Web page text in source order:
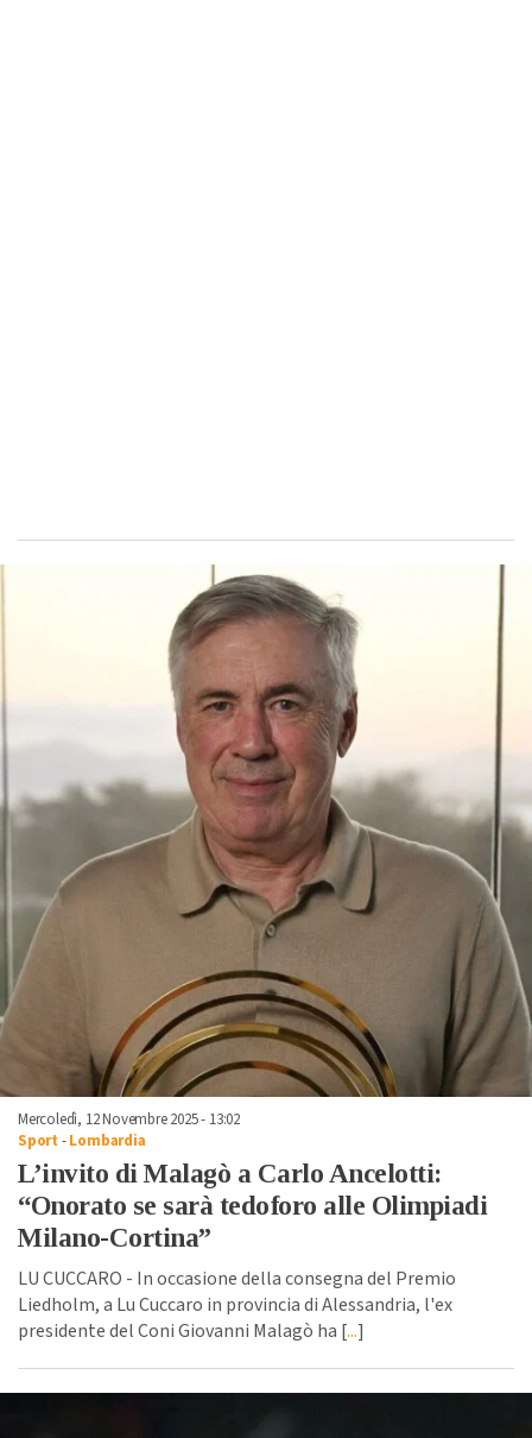
Mercoledì, 12 Novembre 2025 - 13:02
Sport -Lombardia
L’invito di Malagò a Carlo Ancelotti:
“Onorato se sarà tedoforo alle Olimpiadi
Milano-Cortina”
LU CUCCARO - In occasione della consegna del Premio
Liedholm, a Lu Cuccaro in provincia di Alessandria, l'ex
presidente del Coni Giovanni Malagò ha [...]